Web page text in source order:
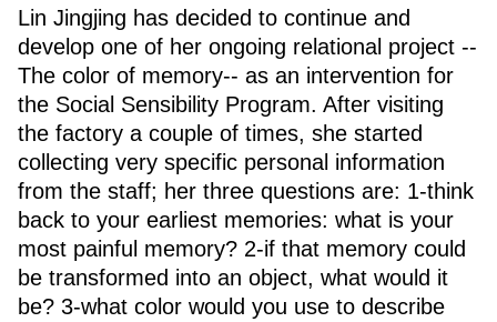
Lin Jingjing has decided to continue and
develop one of her ongoing relational project --
The color of memory-- as an intervention for
the Social Sensibility Program. After visiting
the factory a couple of times, she started
collecting very specific personal information
from the staff; her three questions are: 1-think
back to your earliest memories: what is your
most painful memory? 2-if that memory could
be transformed into an object, what would it
be? 3-what color would you use to describe